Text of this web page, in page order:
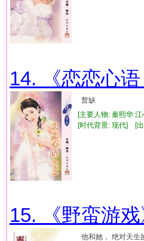
14. 《恋恋心语
暂缺
[主要人物: 秦熙华
[时代背景: 现代] [
15. 《野蛮游戏
他和她， 绝对天生